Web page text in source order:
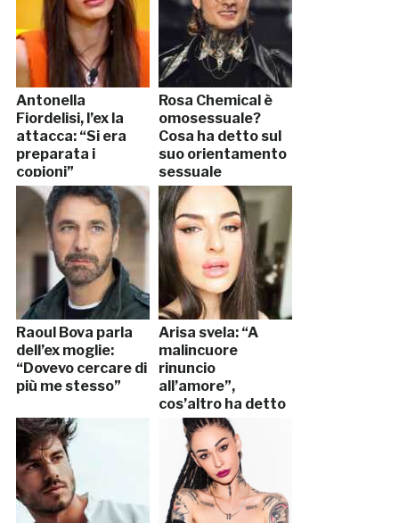
Antonella
Fiordelisi, l’ex la
attacca: “Si era
preparata i
copioni”
Rosa Chemical è
omosessuale?
Cosa ha detto sul
suo orientamento
sessuale
Raoul Bova parla
dell’ex moglie:
“Dovevo cercare di
più me stesso”
Arisa svela: “A
malincuore
rinuncio
all’amore”,
cos’altro ha detto
la cantante